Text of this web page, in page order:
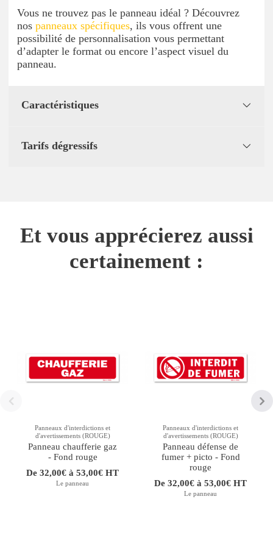
Vous ne trouvez pas le panneau idéal ? Découvrez
nos panneaux spécifiques, ils vous offrent une
possibilité de personnalisation vous permettant
d’adapter le format ou encore l’aspect visuel du
panneau.
Caractéristiques
Tarifs dégressifs
Et vous apprécierez aussi
certainement :
Panneaux d'interdictions et
d'avertissements (ROUGE)
Panneau chaufferie gaz
- Fond rouge
De 32,00€ à 53,00€ HT
Le panneau
Panneaux d'interdictions et
d'avertissements (ROUGE)
Panneau défense de
fumer + picto - Fond
rouge
De 32,00€ à 53,00€ HT
Le panneau